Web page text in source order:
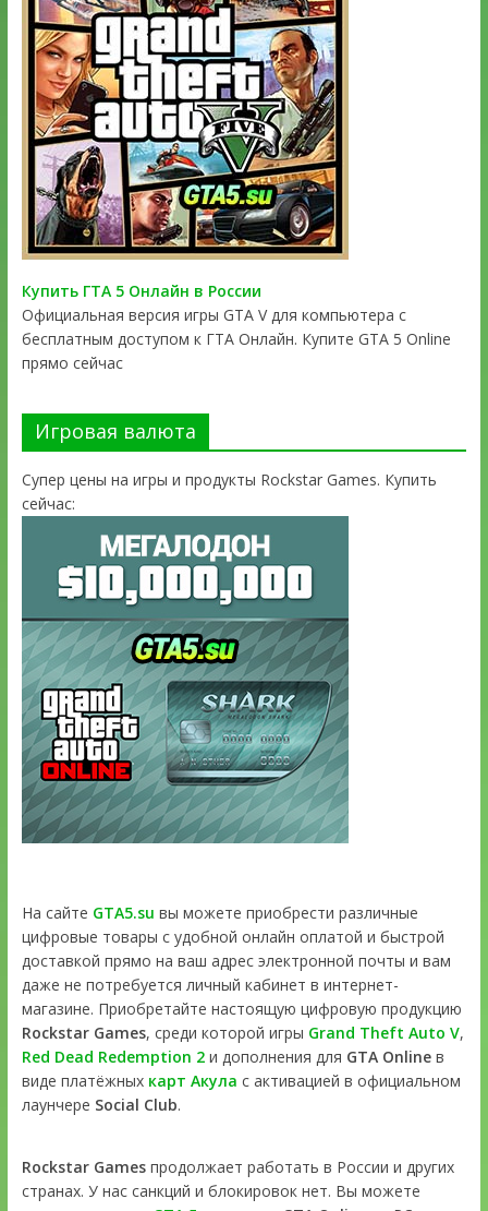
Купить ГТА 5 Онлайн в России
Официальная версия игры GTA V для компьютера с
бесплатным доступом к ГТА Онлайн. Купите GTA 5 Online
прямо сейчас
Игровая валюта
Супер цены на игры и продукты Rockstar Games. Купить
сейчас:
На сайте GTA5.su вы можете приобрести различные
цифровые товары с удобной онлайн оплатой и быстрой
доставкой прямо на ваш адрес электронной почты и вам
даже не потребуется личный кабинет в интернет-
магазине. Приобретайте настоящую цифровую продукцию
Rockstar Games, среди которой игры Grand Theft Auto V,
Red Dead Redemption 2и дополнения для GTA Onlineв
виде платёжных карт Акула с активацией в официальном
лаунчере Social Club.
Rockstar Gamesпродолжает работать в России и других
странах. У нас санкций и блокировок нет. Вы можете